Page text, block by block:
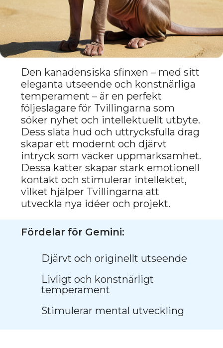
Intellektuell flexibilitet och
kreativitet
Det stimulerar intresse och
kreativitet
MUNCHKIN KATTEN:
ENERGI
OCH LEKFULLHET
utstrålar livlighet, lekfullhet och
oförutsägbarhet.
Dessa katter kännetecknas av sin
energi och nyfikenhet, vilket passar
perfekt för Tvillingarna som